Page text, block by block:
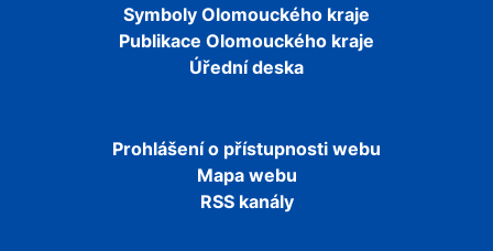
Symboly Olomouckého kraje
Publikace Olomouckého kraje
Úřední deska
Prohlášení o přístupnosti webu
Mapa webu
RSS kanály